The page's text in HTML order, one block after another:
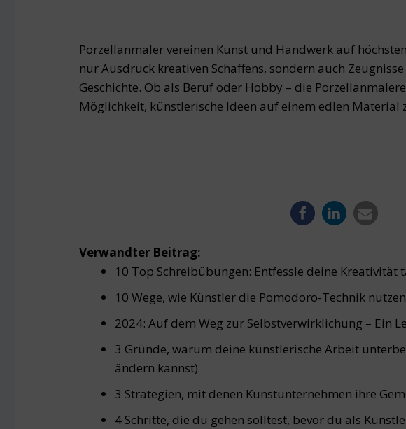
Porzellanmaler vereinen Kunst und Handwerk auf
nur Ausdruck kreativen Schaffens, sondern auch
Geschichte. Ob als Beruf oder Hobby – die
Möglichkeit, künstlerische Ideen auf einem edlen Material
Verwandter Beitrag:
10 Top Schreibübungen: Entfessle deine Kreativität
10 Wege, wie Künstler die Pomodoro-Technik
2024: Auf dem Weg zur Selbstverwirklichung – Ein
3 Gründe, warum deine künstlerische Arbeit
ändern kannst)
3 Strategien, mit denen Kunstunternehmen ihre
4 Schritte, die du gehen solltest, bevor du als